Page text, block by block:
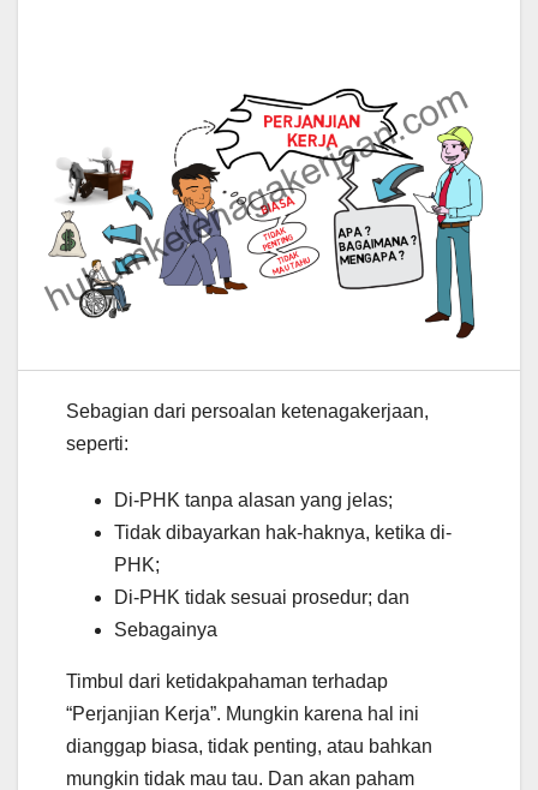
Sebagian dari persoalan ketenagakerjaan,
seperti:
Di-PHK tanpa alasan yang jelas;
Tidak dibayarkan hak-haknya, ketika di-
PHK;
Di-PHK tidak sesuai prosedur; dan
Sebagainya
Timbul dari ketidakpahaman terhadap
“Perjanjian Kerja”. Mungkin karena hal ini
dianggap biasa, tidak penting, atau bahkan
mungkin tidak mau tau. Dan akan paham